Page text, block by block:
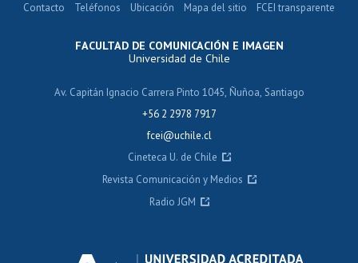
FACULTAD DE COMUNICACIÓN E IMAGEN
Universidad de Chile
Av. Capitán Ignacio Carrera Pinto 1045, Ñuñoa, Santiago
+56 2 2978 7917
fcei@uchile.cl
Contacto Teléfonos Ubicación Mapa del sitio FCEI transparente
Cineteca U. de Chile
Revista Comunicación y Medios
Radio JGM